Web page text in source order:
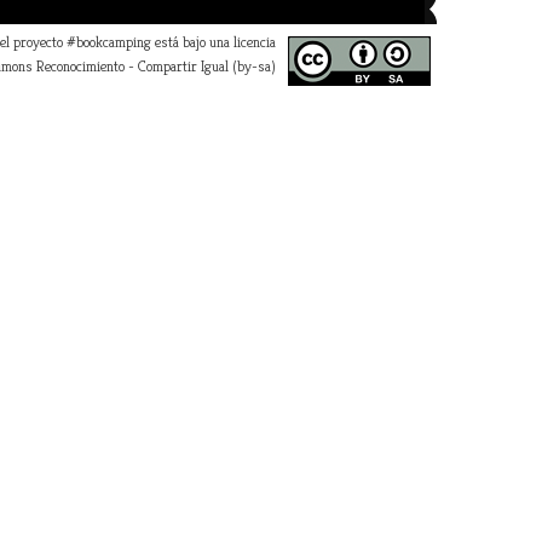
proyecto #bookcamping está bajo una licencia
Reconocimiento - Compartir Igual (by-sa)